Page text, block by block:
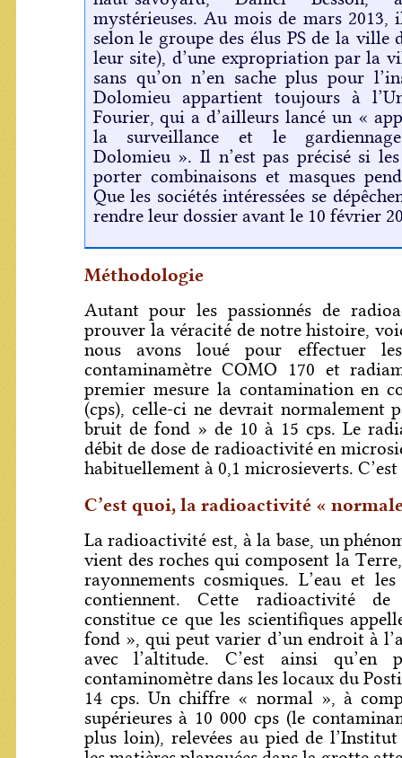
mystérieuses. Au mois de mars 2013,
selon le groupe des élus PS de la ville
leur site), d’une expropriation par la
sans qu’on n’en sache plus pour
Dolomieu appartient toujours à
Fourier, qui a d’ailleurs lancé un «
la surveillance et le
Dolomieu ». Il n’est pas précisé si
porter combinaisons et masques
Que les sociétés intéressées se
rendre leur dossier avant le 10 février
Méthodologie
Autant pour les passionnés de
prouver la véracité de notre histoire,
nous avons loué pour effectuer
contaminamètre COMO 170 et
premier mesure la contamination en
(cps), celle-ci ne devrait normalement
bruit de fond » de 10 à 15 cps. Le
débit de dose de radioactivité en
habituellement à 0,1 microsieverts.
C’est quoi, la radioactivité «
La radioactivité est, à la base, un
vient des roches qui composent la
rayonnements cosmiques. L’eau et
contiennent. Cette radioactivité
constitue ce que les scientifiques
fond », qui peut varier d’un endroit à
avec l’altitude. C’est ainsi qu’en
contaminomètre dans les locaux du
14 cps. Un chiffre « normal », à
supérieures à 10 000 cps (le
plus loin), relevées au pied de